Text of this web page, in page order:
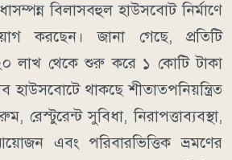
বিলাসবহুল হাউসবোট নির্মাণে
করছেন। জানা গেছে, প্রতিটি
লাখ থেকে শুরু করে ১ কোটি টাকা
হাউসবোটে থাকছে শীতাতপনিয়ন্ত্রিত
সুবিধা, নিরাপত্তাব্যবস্থা,
এবং পরিবারভিত্তিক ভ্রমণের